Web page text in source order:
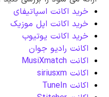
خرید اکانت اسپاتیفای
خرید اکانت اپل موزیک
خرید اکانت یوتیوب
اکانت رادیو جوان
اکانت MusiXmatch
اکانت siriusxm
اکانت TuneIn